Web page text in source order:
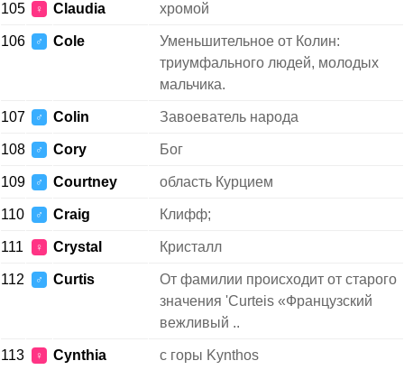
105 ♀ Claudia хромой
106 ♂ Cole
Уменьшительное от Колин:
триумфального людей, молодых
мальчика.
107 ♂ Colin Завоеватель народа
108 ♂ Cory Бог
109 ♂ Courtney область Курцием
110 ♂ Craig Клифф;
111 ♀ Crystal Кристалл
112 ♂ Curtis
От фамилии происходит от старого
значения 'Curteis «Французский
вежливый ..
113 ♀ Cynthia с горы Kynthos